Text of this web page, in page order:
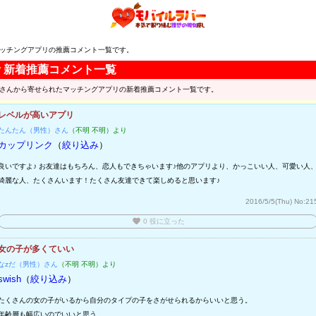
チングアプリの推薦コメント一覧です。
新着推薦コメント一覧
んから寄せられたマッチングアプリの新着推薦コメント一覧です。
ベルが高いアプリ
んたん（男性）さん （不明 不明）より
ップリンク （絞り込み）
いですよ♪ お友達はもちろん、恋人もできちゃいます♪他のアプリより、かっこいい人、可愛い人
麗な人、たくさんいます！たくさん友達できて楽しめると思います♪
2016/5/5(Thu)
favorite 0 役に立った
の子が多くていい
zだ（男性）さん （不明 不明）より
（絞り込み）
くさんの女の子がいるから自分のタイプの子をさがせられるからいいと思う。
齢層も幅広いのでいいと思う